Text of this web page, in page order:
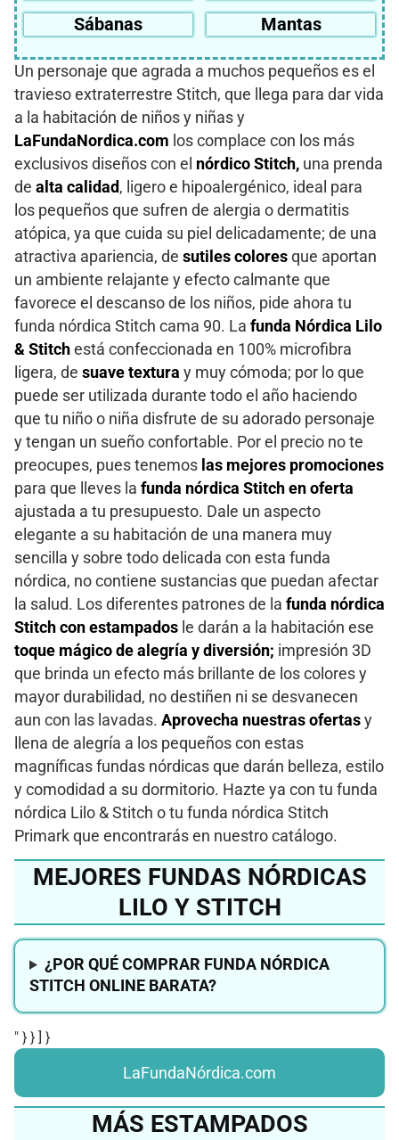
Sábanas
Mantas
Un personaje que agrada a muchos pequeños es el
travieso extraterrestre Stitch, que llega para dar vida
a la habitación de niños y niñas y
LaFundaNordica.com los complace con los más
exclusivos diseños con el nórdico Stitch, una prenda
de alta calidad , ligero e hipoalergénico, ideal para
los pequeños que sufren de alergia o dermatitis
atópica, ya que cuida su piel delicadamente; de una
atractiva apariencia, de sutiles colores que aportan
un ambiente relajante y efecto calmante que
favorece el descanso de los niños, pide ahora tu
funda nórdica Stitch cama 90. La funda Nórdica Lilo
& Stitch está confeccionada en 100% microfibra
ligera, de suave textura y muy cómoda; por lo que
puede ser utilizada durante todo el año haciendo
que tu niño o niña disfrute de su adorado personaje
y tengan un sueño confortable. Por el precio no te
preocupes, pues tenemos las mejores promociones
para que lleves la funda nórdica Stitch en oferta
ajustada a tu presupuesto. Dale un aspecto
elegante a su habitación de una manera muy
sencilla y sobre todo delicada con esta funda
nórdica, no contiene sustancias que puedan afectar
la salud. Los diferentes patrones de la funda nórdica
Stitch con estampados le darán a la habitación ese
toque mágico de alegría y diversión; impresión 3D
que brinda un efecto más brillante de los colores y
mayor durabilidad, no destiñen ni se desvanecen
aun con las lavadas. Aprovecha nuestras ofertas y
llena de alegría a los pequeños con estas
magníficas fundas nórdicas que darán belleza, estilo
y comodidad a su dormitorio. Hazte ya con tu funda
nórdica Lilo & Stitch o tu funda nórdica Stitch
Primark que encontrarás en nuestro catálogo.
MEJORES FUNDAS NÓRDICAS
LILO Y STITCH
¿POR QUÉ COMPRAR FUNDA NÓRDICA
STITCH ONLINE BARATA?
" } } ] }
LaFundaNórdica.com
MÁS ESTAMPADOS